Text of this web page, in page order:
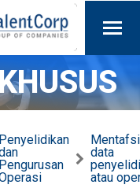
Penyelidikan
Pengurusan
data
atau